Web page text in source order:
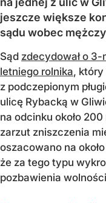
jeszcze większe
sądu wobec
Sąd zdecydował o
letniego rolnika, który
z podczepionym
ulicę Rybacką w
na odcinku około
zarzut zniszczenia
oszacowano na
że za tego typu
pozbawienia